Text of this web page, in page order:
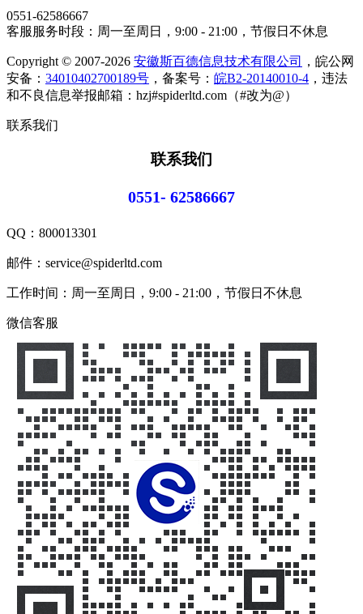
0551-62586667
客服服务时段：周一至周日，9:00 - 21:00，节假日不休息
Copyright © 2007-2026 安徽斯百德信息技术有限公司
，皖公网
安备： 34010402700189号 ，备案号： 皖B2-20140010-4 ，违法
和不良信息举报邮箱：hzj#spiderltd.com（#改为@）
联系我们
联系我们
0551- 62586667
QQ： 800013301
邮件：service@spiderltd.com
工作时间：周一至周日，9:00 - 21:00，节假日不休息
微信客服